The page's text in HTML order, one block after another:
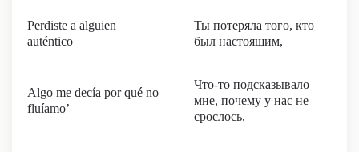
Perdiste a alguien
auténtico
Ты потеряла того, кто
был настоящим,
Algo me decía por qué no
fluíamo’
Что-то подсказывало
мне, почему у нас не
срослось,